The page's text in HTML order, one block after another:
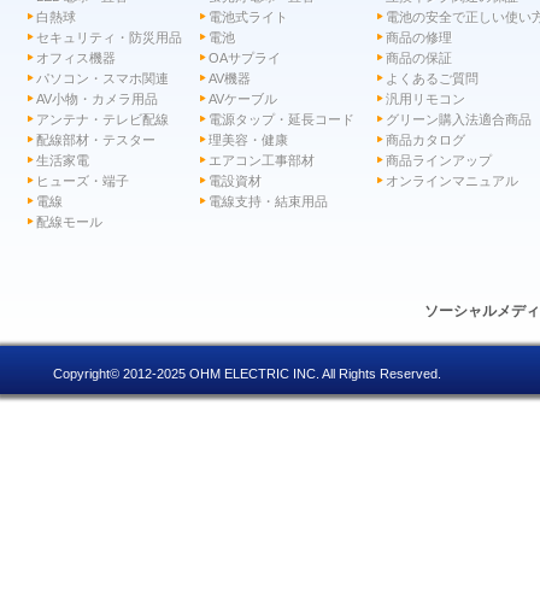
白熱球
電池式ライト
セキュリティ・防災用品
電池
オフィス機器
OAサプライ
パソコン・スマホ関連
AV機器
AV小物・カメラ用品
AVケーブル
アンテナ・テレビ配線
電源タップ・延長コード
配線部材・テスター
理美容・健康
生活家電
エアコン工事部材
ヒューズ・端子
電設資材
電線
電線支持・結束用品
配線モール
電池の安全で正しい使い
商品の修理
商品の保証
よくあるご質問
汎用リモコン
グリーン購入法適合商品
商品カタログ
商品ラインアップ
オンラインマニュアル
ソーシャルメデ
Copyright© 2012-2025 OHM ELECTRIC INC. All Rights Reserved.